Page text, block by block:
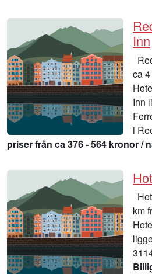
Inn
ca
Inn
i
priser från ca 376 - 564 kronor /
km